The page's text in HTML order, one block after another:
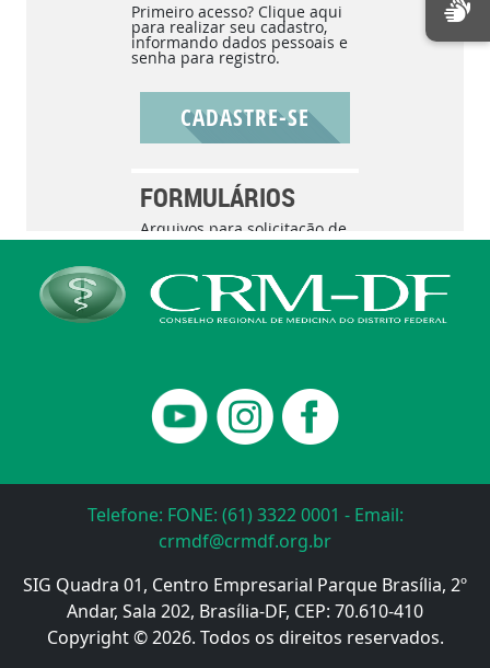
Telefone: FONE: (61) 3322 0001 - Email:
crmdf@crmdf.org.br
SIG Quadra 01, Centro Empresarial Parque Brasília, 2º
Andar, Sala 202, Brasília-DF, CEP: 70.610-410
Copyright © 2026. Todos os direitos reservados.